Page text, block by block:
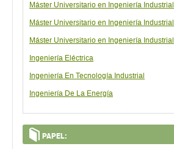
Máster Universitario en Ingeniería Industrial
Máster Universitario en Ingeniería Industrial
Máster Universitario en Ingeniería Industrial
Ingeniería Eléctrica
Ingeniería En Tecnología Industrial
Ingeniería De La Energía
PAPEL: